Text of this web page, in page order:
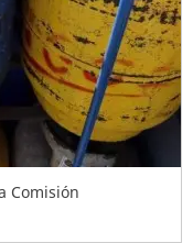
Comisión